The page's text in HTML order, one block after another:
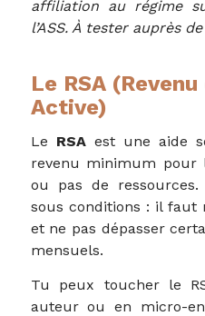
affiliation au régime
l’ASS. À tester auprès
Le RSA
Active)
Le RSAest une aide
revenu minimum pour
ou pas de
sous conditions : il faut
et ne pas dépasser
mensuels.
Tu peux toucher le
auteur ou en micro-